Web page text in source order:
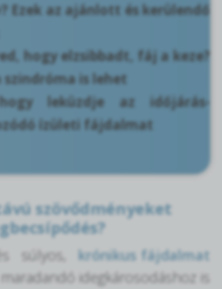
Ezek az ajánlott és kerülendő
hogy elzsibbadt, fáj a keze?
is lehet
leküzdje az időjárás-
ízületi fájdalmat
szövődményeket
súlyos, krónikus fájdalmat
maradandó idegkárosodáshoz is